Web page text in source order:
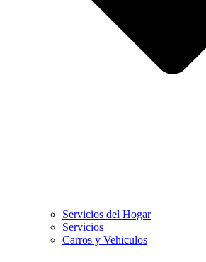
Servicios del Hogar
Servicios
Carros y Vehiculos